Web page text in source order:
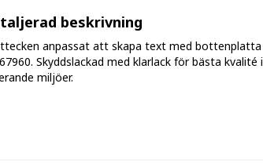
och tejp
och plastkätting
beskrivning
anpassat att skapa text med bottenplatta
Skyddslackad med klarlack för bästa kvalité i
miljöer.